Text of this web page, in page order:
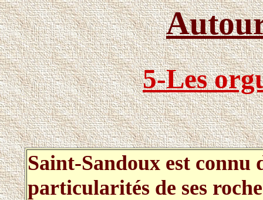
5-Les
Saint-Sandoux est connu
particularités de ses